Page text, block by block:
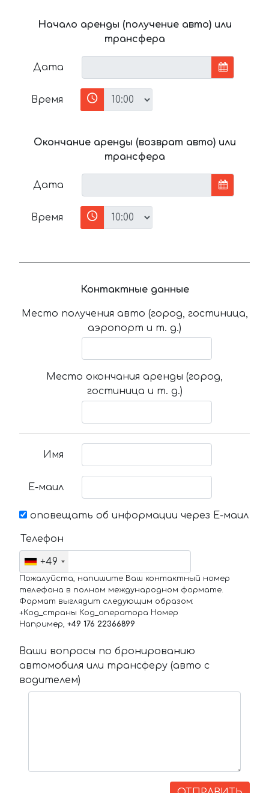
Начало аренды (получение авто) или
трансфера
Дата
Время
Окончание аренды (возврат авто) или
трансфера
Дата
Время
Контактные данные
Место получения авто (город, гостиница,
аэропорт и т. д.)
Место окончания аренды (город,
гостиница и т. д.)
Имя
Е-маил
оповещать об информации через Е-маил
Телефон
+49
Пожалуйста, напишите Ваш контактный номер
телефона в полном международном формате.
Формат выглядит следующим образом:
+Код_страны Код_оператора Номер
Например, +49 176 22366899
Ваши вопросы по бронированию
автомобиля или трансферу (авто с
водителем)